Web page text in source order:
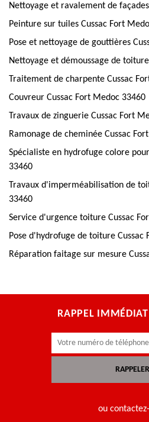
Nettoyage et ravalement de
Peinture sur tuiles Cussac Fort
Pose et nettoyage de gouttières
Nettoyage et démoussage de
Traitement de charpente Cussac
Couvreur Cussac Fort Medoc 33460
Travaux de zinguerie Cussac Fort
Ramonage de cheminée Cussac
Spécialiste en hydrofuge colore
33460
Travaux d'imperméabilisation de
33460
Service d'urgence toiture Cussac
Pose d'hydrofuge de toiture Cussac
Réparation faitage sur mesure
RAPPEL
ou